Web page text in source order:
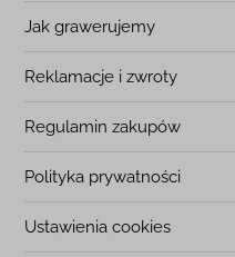
Jak grawerujemy
Reklamacje i zwroty
Regulamin zakupów
Polityka prywatności
Ustawienia cookies